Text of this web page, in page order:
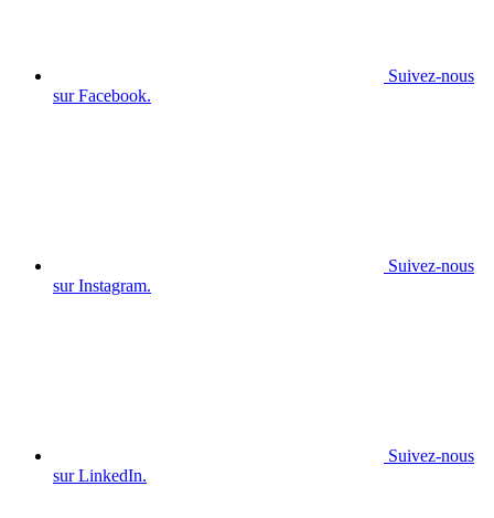
Suivez-nous
sur Facebook.
Suivez-nous
sur Instagram.
Suivez-nous
sur LinkedIn.